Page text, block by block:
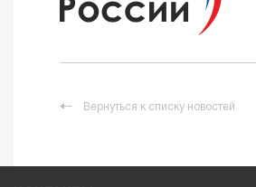
Вернуться к списку новостей